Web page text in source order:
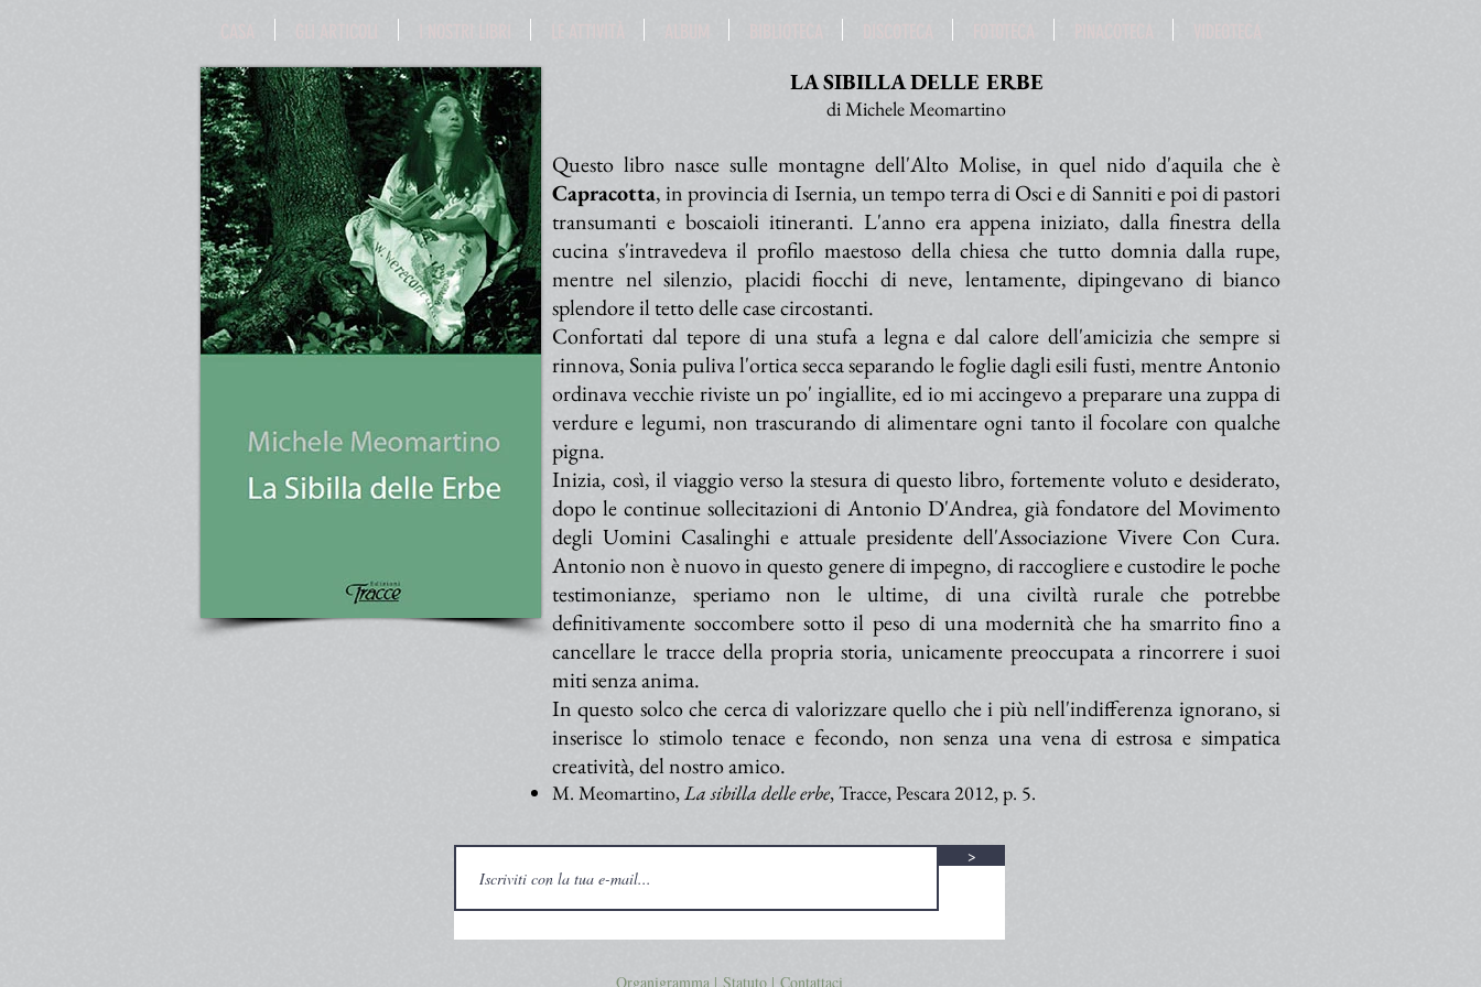
LA SIBILLA DELLE ERBE
di Michele Meomartino
Questo libro nasce sulle montagne dell'Alto Molise, in quel nido d'aquila che è
Capracotta, in provincia di Isernia, un tempo terra di Osci e di Sanniti e poi di pastori
transumanti e boscaioli itineranti. L'anno era appena iniziato, dalla finestra della
cucina s'intravedeva il profilo maestoso della chiesa che tutto domnia dalla rupe,
mentre nel silenzio, placidi fiocchi di neve, lentamente, dipingevano di bianco
splendore il tetto delle case circostanti.
Confortati dal tepore di una stufa a legna e dal calore dell'amicizia che sempre si
rinnova, Sonia puliva l'ortica secca separando le foglie dagli esili fusti, mentre Antonio
ordinava vecchie riviste un po' ingiallite, ed io mi accingevo a preparare una zuppa di
verdure e legumi, non trascurando di alimentare ogni tanto il focolare con qualche
pigna.
Inizia, così, il viaggio verso la stesura di questo libro, fortemente voluto e desiderato,
dopo le continue sollecitazioni di Antonio D'Andrea, già fondatore del Movimento
degli Uomini Casalinghi e attuale presidente dell'Associazione Vivere Con Cura.
Antonio non è nuovo in questo genere di impegno, di raccogliere e custodire le poche
testimonianze, speriamo non le ultime, di una civiltà rurale che potrebbe
definitivamente soccombere sotto il peso di una modernità che ha smarrito fino a
cancellare le tracce della propria storia, unicamente preoccupata a rincorrere i suoi
miti senza anima.
In questo solco che cerca di valorizzare quello che i più nell'indifferenza ignorano, si
inserisce lo stimolo tenace e fecondo, non senza una vena di estrosa e simpatica
creatività, del nostro amico.
M. Meomartino,La sibilla delle erbe, Tracce, Pescara 2012, p. 5.
>
Organigramma | Statuto| Contattaci